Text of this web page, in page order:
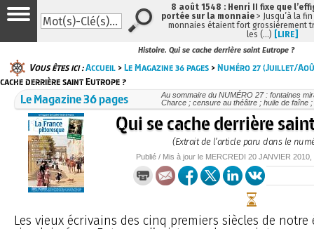
Histoire. Qui se cache derrière saint Eutrope ?
Vous êtes ici :Accueil >Le Magazine 36 pages >Numéro 27 (Juillet/
cache derrière saint Eutrope ?
Le Magazine 36 pages
Au sommaire du NUMÉRO 27 : fontaines
Charce ; censure au théâtre ; huile de faîne
Qui se cache derrière
(Extrait de l’article paru dans le
Publié / Mis à jour le MERCREDI 20 JANVIER 2010
Les vieux écrivains des cinq premiers siècles de
8 août 1548 : Henri II fixe que
portée sur la monnaie > Jusqu’à la
monnaies étaient fort grossièrement
les (…) [LIRE]